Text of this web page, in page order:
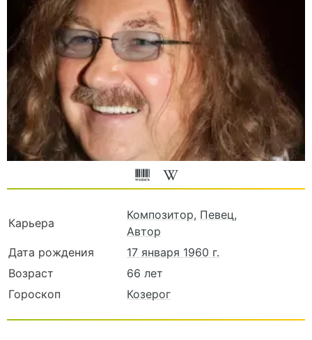
Карьера
Композитор, Певец,
Автор
Дата рождения
17 января 1960 г.
Возраст
66 лет
Гороскоп
Козерог